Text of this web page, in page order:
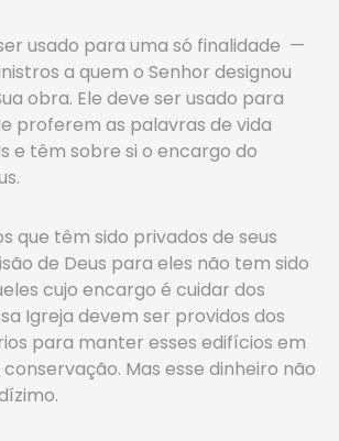
usado para uma só finalidade —
a quem o Senhor designou
obra. Ele deve ser usado para
proferem as palavras de vida
e têm sobre si o encargo do
que têm sido privados de seus
de Deus para eles não tem sido
cujo encargo é cuidar dos
Igreja devem ser providos dos
para manter esses edifícios em
Mas esse dinheiro não